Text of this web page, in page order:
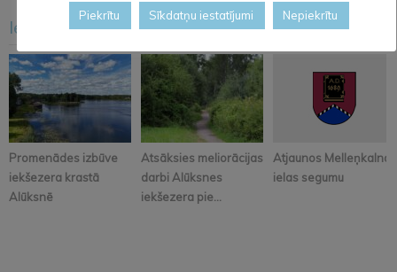
Iesakām arī šo
Promenādes izbūve
iekšezera krastā
Alūksnē
Atsāksies meliorācijas
darbi Alūksnes
iekšezera pie...
Atjaunos Melleņkalna
ielas segumu
Piekrītu Sīkdatņu iestatījumi Nepiekrītu